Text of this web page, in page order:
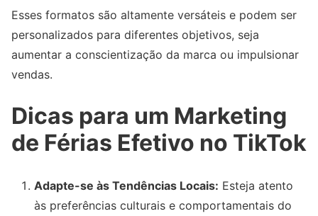
Esses formatos são altamente versáteis e podem ser
personalizados para diferentes objetivos, seja
aumentar a conscientização da marca ou impulsionar
vendas.
Dicas para um Marketing
de Férias Efetivo no TikTok
Adapte-se às Tendências Locais: Esteja atento
às preferências culturais e comportamentais do